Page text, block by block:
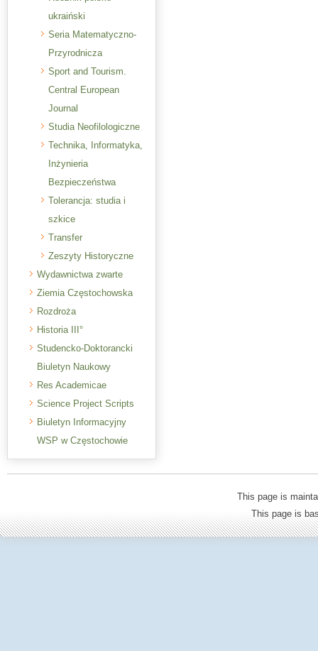
ukraiński
Seria Matematyczno-
Przyrodnicza
Sport and Tourism.
Central European
Journal
Studia Neofilologiczne
Technika, Informatyka,
Inżynieria
Bezpieczeństwa
Tolerancja: studia i
szkice
Transfer
Zeszyty Historyczne
Wydawnictwa zwarte
Ziemia Częstochowska
Rozdroża
Historia III°
Studencko-Doktorancki
Biuletyn Naukowy
Res Academicae
Science Project Scripts
Biuletyn Informacyjny
WSP w Częstochowie
This page is
This page is